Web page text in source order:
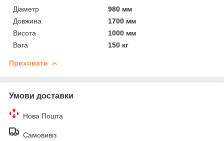
Діаметр
980 мм
Довжина
1700 мм
Висота
1000 мм
Вага
150 кг
Приховати
Умови доставки
Нова Пошта
Самовивіз